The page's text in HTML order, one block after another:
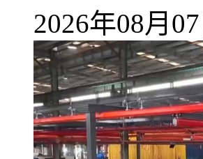
2026年08月